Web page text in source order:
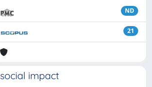
ND
21
social impact